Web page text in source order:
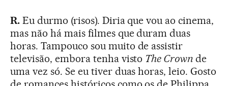
R.Eu durmo (risos). Diria que vou ao cinema,
mas não há mais filmes que duram duas
horas. Tampouco sou muito de assistir
televisão, embora tenha visto The Crown de
uma vez só. Se eu tiver duas horas, leio. Gosto